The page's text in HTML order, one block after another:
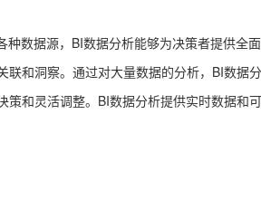
数据源，BI数据分析能够为决策者提供全
和洞察。通过对大量数据的分析，BI数据
和灵活调整。BI数据分析提供实时数据和